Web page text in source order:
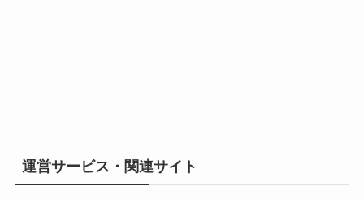
運営サービス・関連サイト